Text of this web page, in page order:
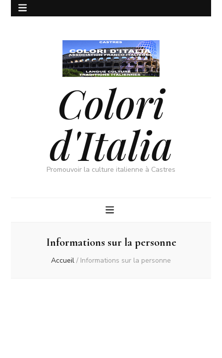
Colori
d'Italia
Promouvoir la culture italienne à Castres
Informations sur la personne
Accueil / Informations sur la personne